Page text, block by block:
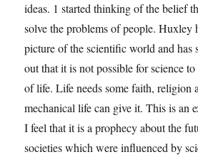
ideas. 1 started thinking of the belief
solve the problems of people. Huxley
picture of the scientific world and
out that it is not possible for science
of life. Life needs some faith, religion
mechanical life can give it. This is an
I feel that it is a prophecy about the
societies which were influenced by